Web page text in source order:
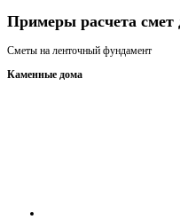
Примеры расчета
Сметы на ленточный фундамент
Каменные дома